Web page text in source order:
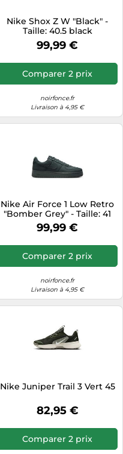
Nike Shox Z W "Black" -
Taille: 40.5 black
99,99 €
Comparer 2 prix
noirfonce.fr
Livraison à 4,95 €
Nike Air Force 1 Low Retro
"Bomber Grey" - Taille: 41
grey
99,99 €
Comparer 2 prix
noirfonce.fr
Livraison à 4,95 €
Nike Juniper Trail 3 Vert 45
82,95 €
Comparer 2 prix